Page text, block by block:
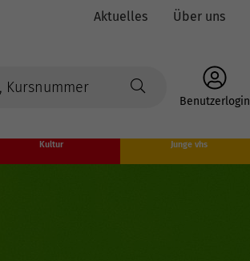
Aktuelles Über uns
Benutzerlogin
Kultur Junge vhs